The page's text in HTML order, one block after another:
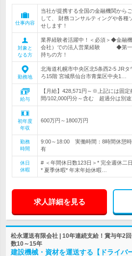
仕事内容
当社が提携する全国の金融機関から
して、 財務コンサルティングや各種
せします！
対象と
なる方
業界経験者活躍中！＜必須＞◆金融
会社）での法人営業経験 ◆第一
持ちの方！
勤務地
北海道札幌市中央区北5条西2-5 JR
ろ15階 宮城県仙台市青葉区中央1…
給与
【月給】428,571円～※上記には固
間/102,000円分～含む 超過分は別
初年度
年収
600万円～1800万円
勤務
時間
9:00～18:00 実働時間：8時間休憩時
有
休日
休暇
# ＜年間休日数123日＞* 完全週休二
* 夏季休暇* 年末年始休暇…
求人詳細を見る
松永運送有限会社 | 10年連続支給！賞与年2
数10～15年
建設機械・資材を運送する【ドライバ